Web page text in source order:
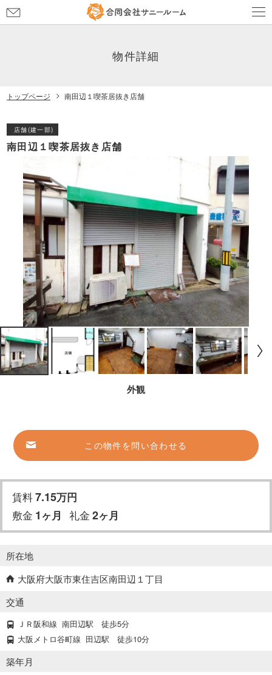
問
物件詳細
トップページ 南田辺１喫茶居抜き店舗
店舗(建一部)
南田辺１喫茶居抜き店舗
外観
この物件を問い合わせる
賃料7.15万円
敷金 1 ヶ月 礼金 2ヶ月
所在地
大阪府大阪市東住吉区南田辺１丁目
交通
ＪＲ阪和線 南田辺駅
徒歩5分
大阪メトロ谷町線 田辺駅 徒歩10分
築年月